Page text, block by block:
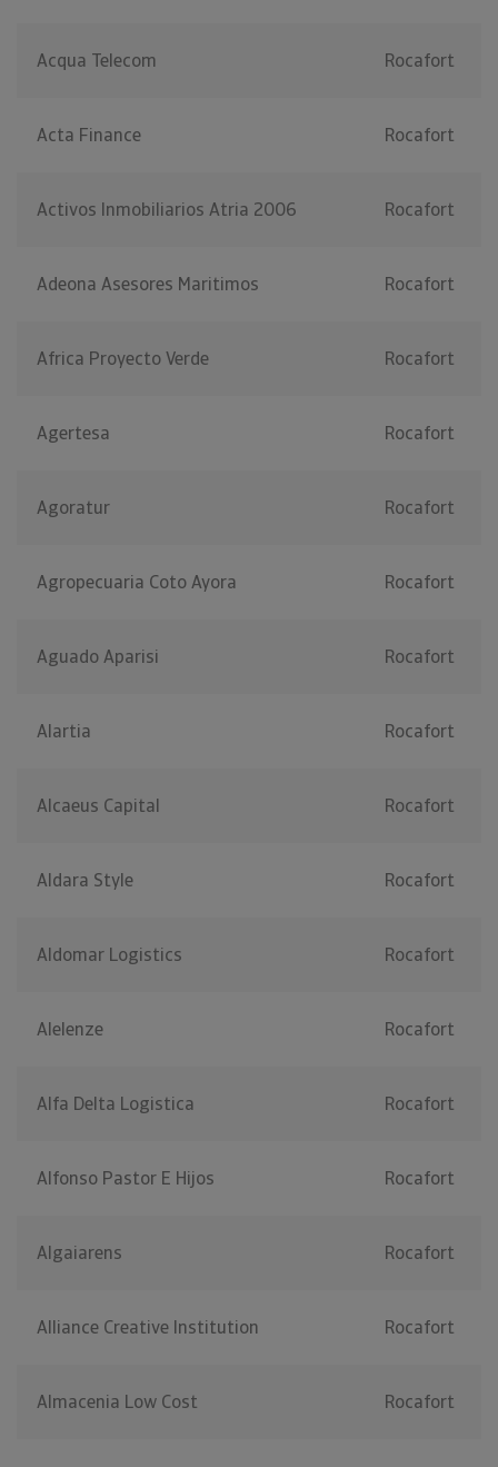
Acqua Telecom Rocafort
Acta Finance Rocafort
Activos Inmobiliarios Atria 2006 Rocafort
Adeona Asesores Maritimos Rocafort
Africa Proyecto Verde Rocafort
Agertesa Rocafort
Agoratur Rocafort
Agropecuaria Coto Ayora Rocafort
Aguado Aparisi Rocafort
Alartia Rocafort
Alcaeus Capital Rocafort
Aldara Style Rocafort
Aldomar Logistics Rocafort
Alelenze Rocafort
Alfa Delta Logistica Rocafort
Alfonso Pastor E Hijos Rocafort
Algaiarens Rocafort
Alliance Creative Institution Rocafort
Almacenia Low Cost Rocafort